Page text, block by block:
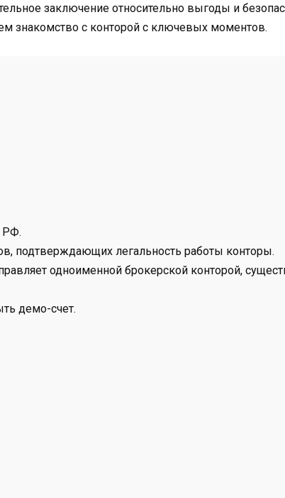
заключение относительно выгоды и
знакомство с конторой с ключевых моментов.
РФ.
подтверждающих легальность работы конторы.
одноименной брокерской конторой,
демо-счет.